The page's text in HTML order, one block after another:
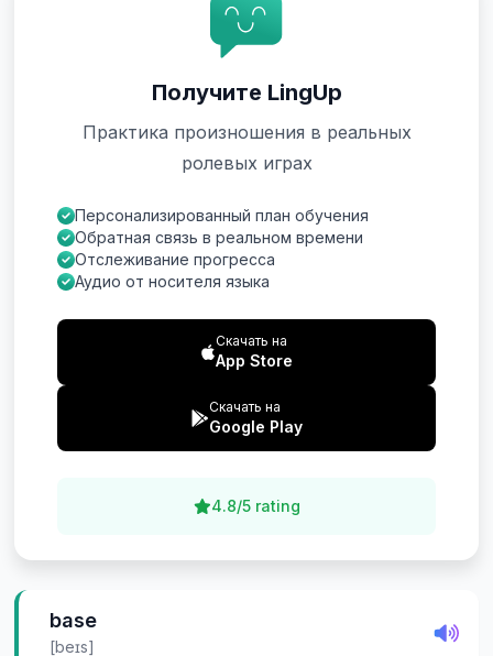
base
[beɪs]
Получите LingUp
Практика произношения в реальных
ролевых играх
Персонализированный план обучения
Обратная связь в реальном времени
Отслеживание прогресса
Аудио от носителя языка
Скачать на
App Store
Скачать на
Google Play
4.8/5 rating